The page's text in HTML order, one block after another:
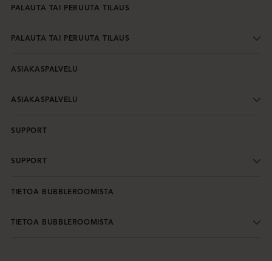
PALAUTA TAI PERUUTA TILAUS
PALAUTA TAI PERUUTA TILAUS
ASIAKASPALVELU
ASIAKASPALVELU
SUPPORT
SUPPORT
TIETOA BUBBLEROOMISTA
TIETOA BUBBLEROOMISTA